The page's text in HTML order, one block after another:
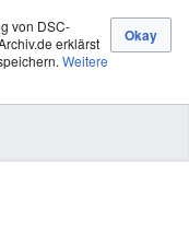
von DSC-
erklärst
Weitere